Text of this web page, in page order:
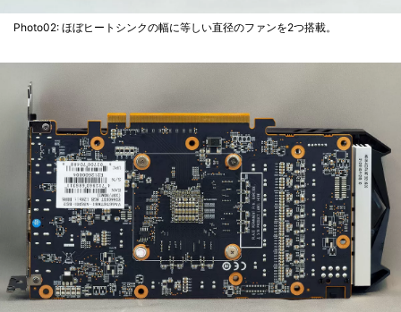
Photo02: ほぼヒートシンクの幅に等しい直径のファンを2つ搭載。